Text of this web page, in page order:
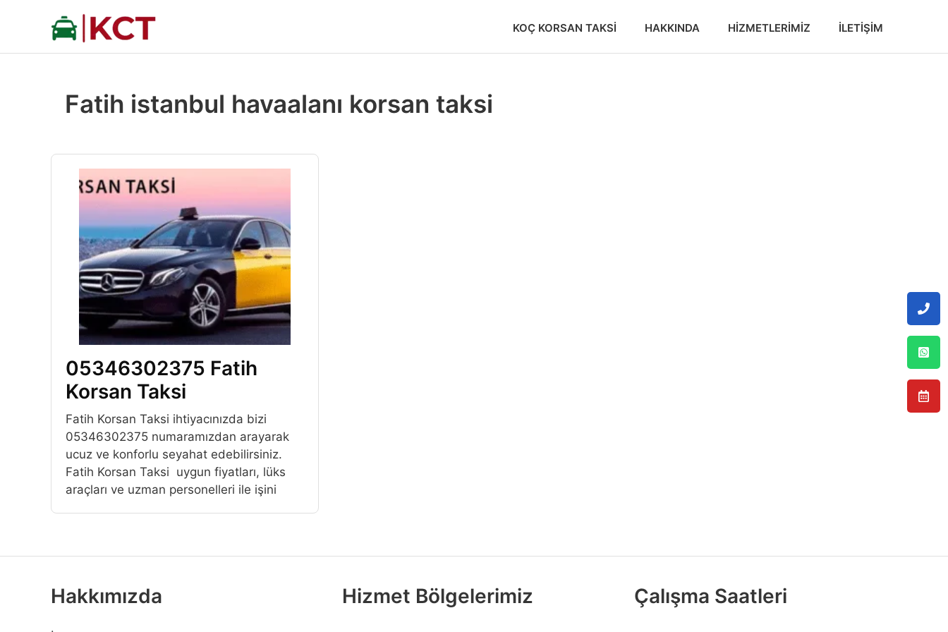
KOÇ KORSAN TAKSI HAKKINDA HIZMETLERIMIZ İLETIŞIM
Fatih istanbul havaalanı korsan taksi
05346302375 Fatih
Korsan Taksi
Fatih Korsan Taksi ihtiyacınızda bizi
05346302375 numaramızdan arayarak
ucuz ve konforlu seyahat edebilirsiniz.
Fatih Korsan Taksi uygun fiyatları, lüks
araçları ve uzman personelleri ile işini
Hakkımızda Hizmet Bölgelerimiz Çalışma Saatleri